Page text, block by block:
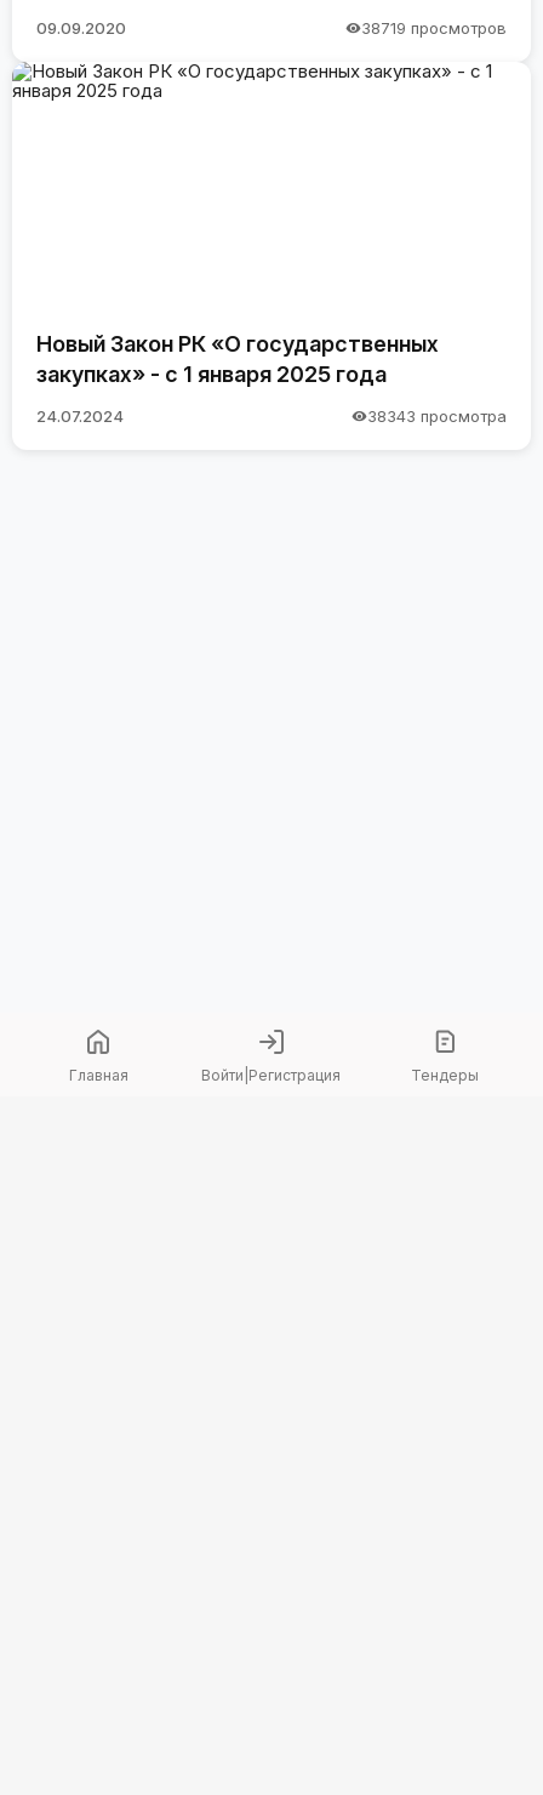
Главная Войти Регистрация Тендеры
09.09.2020 38719 просмотров
Новый Закон РК «О государственных
закупках» - с 1 января 2025 года
24.07.2024 38343 просмотра